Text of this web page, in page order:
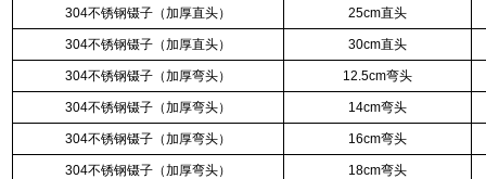
304不锈钢镊子（加厚直头） 25cm直头
304不锈钢镊子（加厚直头） 30cm直头
304不锈钢镊子（加厚弯头） 12.5cm弯头
304不锈钢镊子（加厚弯头） 14cm弯头
304不锈钢镊子（加厚弯头） 16cm弯头
304不锈钢镊子（加厚弯头） 18cm弯头